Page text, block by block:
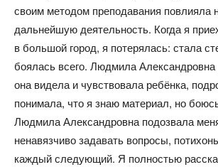
своим методом преподавания повлияла
дальнейшую деятельность. Когда я
в большой город, я потерялась: стала
боялась всего. Людмила
она видела и чувствовала ребёнка,
понимала, что я знаю материал, но
Людмила Александровна подозвала
ненавязчиво задавать вопросы,
каждый следующий. Я полностью